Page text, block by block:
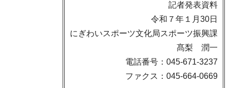
記者発表資料
令和７年１月30日
にぎわいスポーツ文化局スポーツ振興課
髙梨 潤一
電話番号：045-671-3237
ファクス：045-664-0669